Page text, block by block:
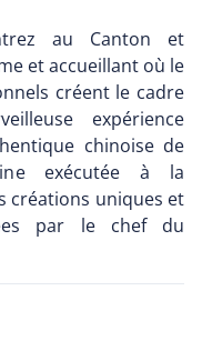
au Canton et
et accueillant où le
créent le cadre
expérience
chinoise de
exécutée à la
créations uniques et
par le chef du